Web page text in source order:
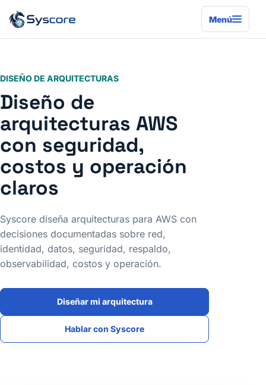
Menú
DISEÑO DE ARQUITECTURAS
Diseño de
arquitecturas AWS
con seguridad,
costos y operación
claros
Syscore diseña arquitecturas para AWS con
decisiones documentadas sobre red,
identidad, datos, seguridad, respaldo,
observabilidad, costos y operación.
Diseñar mi arquitectura
Hablar con Syscore